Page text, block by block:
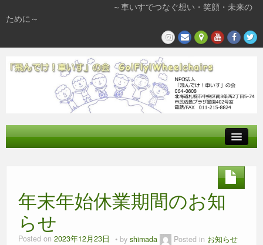
～車いすでつなぐ想い・笑顔・未来の
ために～
私たちの活動
年末年始休業期間のお知
らせ
Posted on 2023年12月23日 by shimada Posted in お知らせ